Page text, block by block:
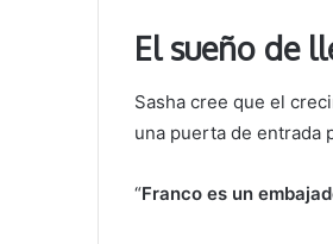
El sueño de
Sasha cree que el
una puerta de entrada
“Franco es un